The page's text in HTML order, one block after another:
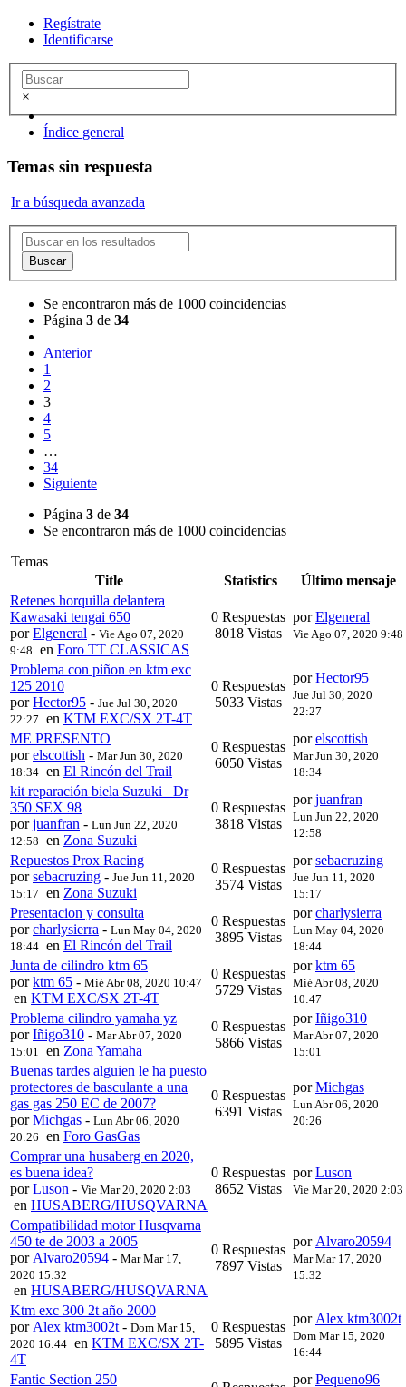
Regístrate
Identificarse
×
Índice general
Temas sin respuesta
Ir a búsqueda avanzada
Buscar
Se encontraron más de 1000 coincidencias
Página 3 de 34
Anterior
1
2
3
4
5
…
34
Siguiente
Página 3 de 34
Se encontraron más de 1000 coincidencias
Temas
Title
Statistics
Último mensaje
Retenes horquilla delantera
Kawasaki tengai 650
porElgeneral - Vie Ago 07, 2020
9:48 en Foro TT CLASSICAS
0 Respuestas
8018 Vistas
porElgeneral
Vie Ago 07, 2020 9:48
Problema con piñon en ktm exc
125 2010
porHector95 - Jue Jul 30, 2020
22:27 en KTM EXC/SX 2T-4T
0 Respuestas
5033 Vistas
porHector95
Jue Jul 30, 2020
22:27
ME PRESENTO
porelscottish - Mar Jun 30, 2020
18:34 en El Rincón del Trail
0 Respuestas
6050 Vistas
porelscottish
Mar Jun 30, 2020
18:34
kit reparación biela Suzuki _Dr
350 SEX 98
porjuanfran - Lun Jun 22, 2020
12:58 en Zona Suzuki
0 Respuestas
3818 Vistas
porjuanfran
Lun Jun 22, 2020
12:58
Repuestos Prox Racing
porsebacruzing - Jue Jun 11, 2020
15:17 en Zona Suzuki
0 Respuestas
3574 Vistas
porsebacruzing
Jue Jun 11, 2020
15:17
Presentacion y consulta
porcharlysierra - Lun May 04, 2020
18:44 en El Rincón del Trail
0 Respuestas
3895 Vistas
porcharlysierra
Lun May 04, 2020
18:44
Junta de cilindro ktm 65
porktm 65 - Mié Abr 08, 2020 10:47
en KTM EXC/SX 2T-4T
0 Respuestas
5729 Vistas
porktm 65
Mié Abr 08, 2020
10:47
Problema cilindro yamaha yz
porIñigo310 - Mar Abr 07, 2020
15:01
en Zona Yamaha
0 Respuestas
5866 Vistas
porIñigo310
Mar Abr 07, 2020
15:01
Buenas tardes alguien le ha puesto
protectores de basculante a una
gas gas 250 EC de 2007?
porMichgas - Lun Abr 06, 2020
20:26 en Foro GasGas
0 Respuestas
6391 Vistas
porMichgas
Lun Abr 06, 2020
20:26
Comprar una husaberg en 2020,
es buena idea?
porLuson - Vie Mar 20, 2020 2:03
en HUSABERG/HUSQVARNA
0 Respuestas
8652 Vistas
porLuson
Vie Mar 20, 2020 2:03
Compatibilidad motor Husqvarna
450 te de 2003 a 2005
por Alvaro20594 - Mar Mar 17,
2020 15:32
en HUSABERG/HUSQVARNA
0 Respuestas
7897 Vistas
por Alvaro20594
Mar Mar 17, 2020
15:32
Ktm exc 300 2t año 2000
por Alex ktm3002t - Dom Mar 15,
2020 16:44 en KTM EXC/SX 2T-
4T
0 Respuestas
5895 Vistas
por Alex ktm3002t
Dom Mar 15, 2020
16:44
Fantic Section 250 porPequeno96